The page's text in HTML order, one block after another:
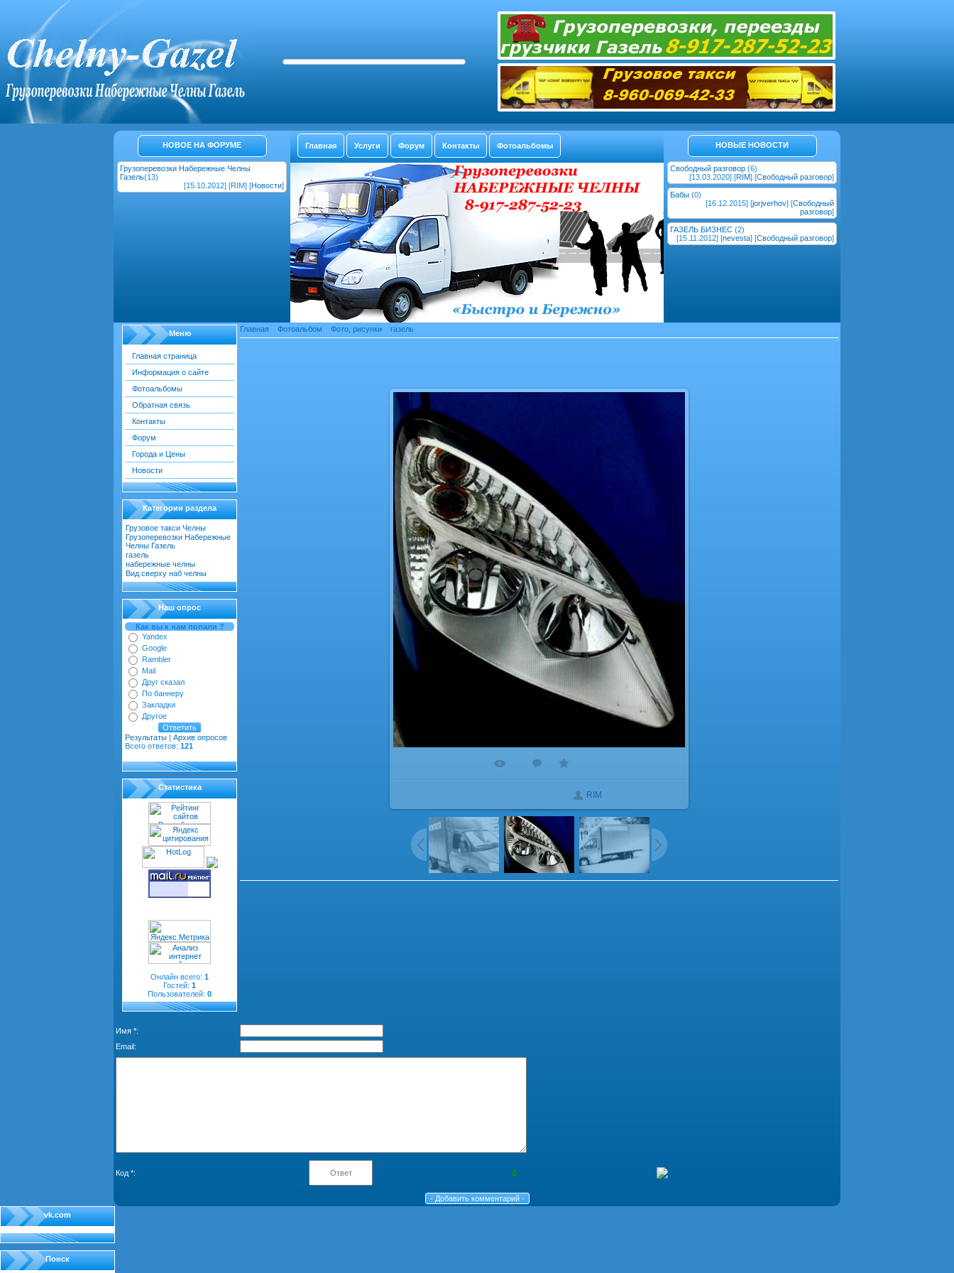
НОВОЕ НА ФОРУМЕ
Грузоперевозки Набережные Челны
Газель(13)
[15.10.2012] [RIM] [Новости]
Главная Услуги Форум Контакты Фотоальбомы НОВЫЕ НОВОСТИ
Свободный разговор (6)
[13.03.2020] [RIM] [Свободный разговор]
Бабы (0)
[16.12.2015] [jorjverhov] [Свободный
разговор]
ГАЗЕЛЬ БИЗНЕС (2)
[15.11.2012] [nevesta] [Свободный разговор]
Меню
Главная страница
Информация о сайте
Фотоальбомы
Обратная связь
Контакты
Форум
Города и Цены
Новости
Категории раздела
Грузовое такси Челны
Грузоперевозки Набережные
Челны Газель
газель
набережные челны
Вид сверху наб челны
Наш опрос
Как вы к нам попали ?
Yandex
Google
Rambler
Mail
Друг сказал
По баннеру
Закладки
Другое
Результаты | Архив опросов
Всего ответов: 121
Статистика
Онлайн всего: 1
Гостей: 1
Пользователей: 0
Главная Фотоальбом Фото, рисунки газель
В реальном размере 510x620
RIM
Имя *:
Email:
Код *:
vk.com
Поиск